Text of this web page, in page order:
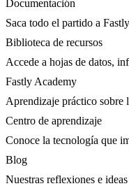
Documentación
Saca todo el partido a Fastly
Biblioteca de recursos
Accede a hojas de datos,
Fastly Academy
Aprendizaje práctico sobre
Centro de aprendizaje
Conoce la tecnología que
Blog
Nuestras reflexiones e